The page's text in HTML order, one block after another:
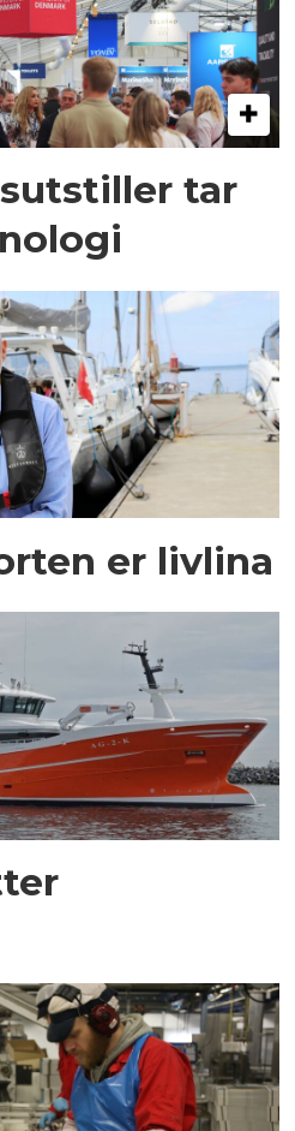
tar
er livlina